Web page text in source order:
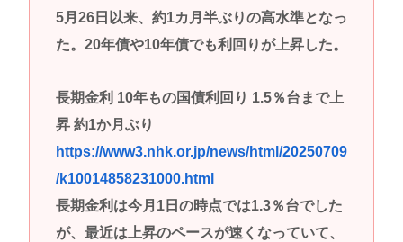
5月26日以来、約1カ月半ぶりの高水準となっ
た。20年債や10年債でも利回りが上昇した。
長期金利 10年もの国債利回り 1.5％台まで上
昇 約1か月ぶり
https://www3.nhk.or.jp/news/html/20250709
/k10014858231000.html
長期金利は今月1日の時点では1.3％台でした
が、最近は上昇のペースが速くなっていて、